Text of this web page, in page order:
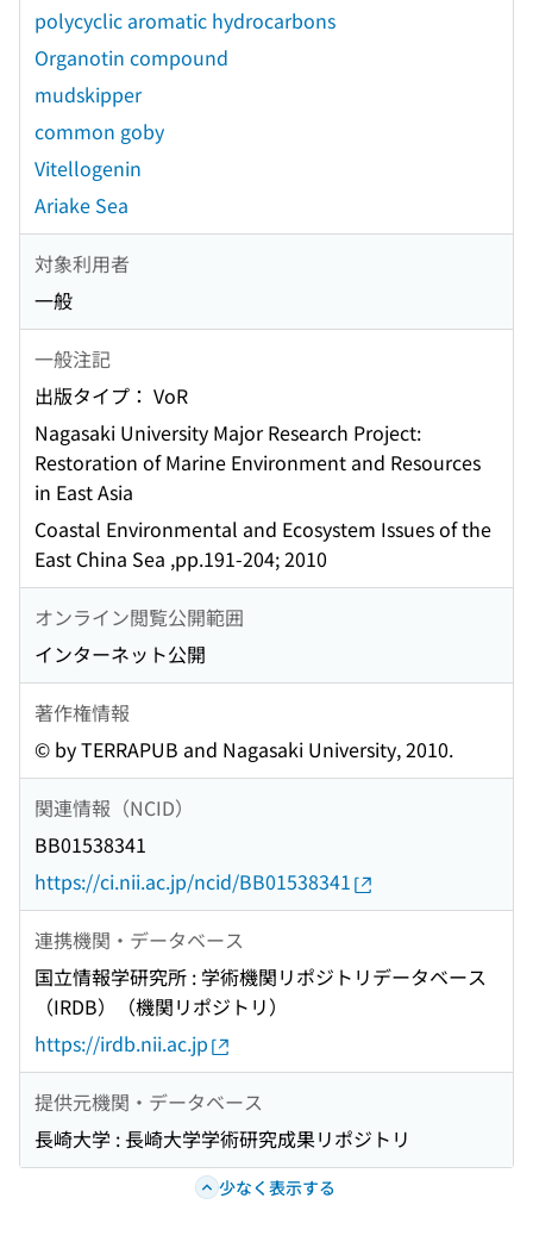
polycyclic aromatic hydrocarbons
Organotin compound
mudskipper
common goby
Vitellogenin
Ariake Sea
対象利用者
一般
一般注記
出版タイプ： VoR
Nagasaki University Major Research Project:
Restoration of Marine Environment and Resources
in East Asia
Coastal Environmental and Ecosystem Issues of the
East China Sea ,pp.191-204; 2010
オンライン閲覧公開範囲
インターネット公開
著作権情報
© by TERRAPUB and Nagasaki University, 2010.
関連情報（NCID）
BB01538341
https://ci.nii.ac.jp/ncid/BB01538341
連携機関・データベース
国立情報学研究所 : 学術機関リポジトリデータベース
（IRDB）（機関リポジトリ）
https://irdb.nii.ac.jp
提供元機関・データベース
長崎大学 : 長崎大学学術研究成果リポジトリ
少なく表示する